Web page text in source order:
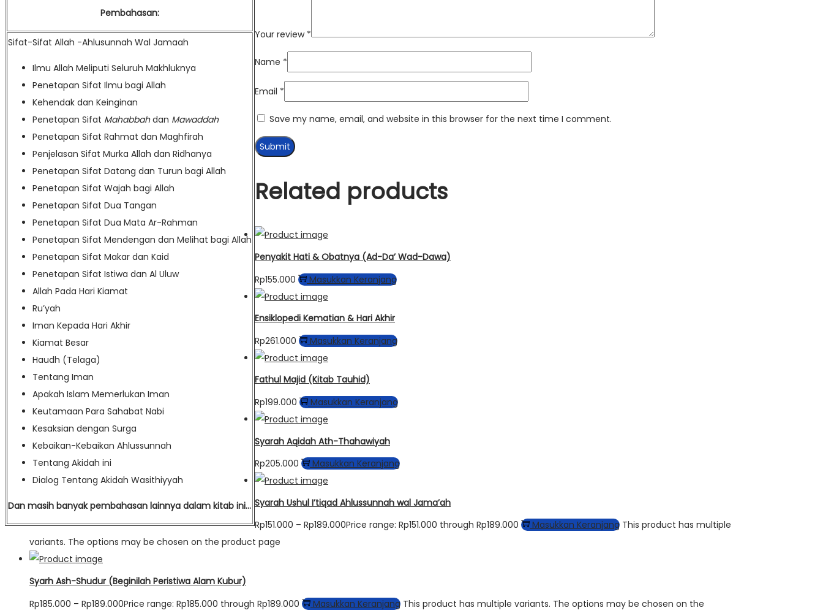
Pembahasan:
Sifat-Sifat Allah -Ahlusunnah Wal Jamaah
Ilmu Allah Meliputi Seluruh Makhluknya
Penetapan Sifat Ilmu bagi Allah
Kehendak dan Keinginan
Penetapan Sifat Mahabbahdan Mawaddah
Penetapan Sifat Rahmat dan Maghfirah
Penjelasan Sifat Murka Allah dan Ridhanya
Penetapan Sifat Datang dan Turun bagi Allah
Penetapan Sifat Wajah bagi Allah
Penetapan Sifat Dua Tangan
Penetapan Sifat Dua Mata Ar-Rahman
Penetapan Sifat Mendengan dan Melihat bagi Allah
Penetapan Sifat Makar dan Kaid
Penetapan Sifat Istiwa dan Al Uluw
Allah Pada Hari Kiamat
Ru’yah
Iman Kepada Hari Akhir
Kiamat Besar
Haudh (Telaga)
Tentang Iman
Apakah Islam Memerlukan Iman
Keutamaan Para Sahabat Nabi
Kesaksian dengan Surga
Kebaikan-Kebaikan Ahlussunnah
Tentang Akidah ini
Dialog Tentang Akidah Wasithiyyah
Dan masih banyak pembahasan lainnya dalam kitab ini…
Your review *
Name *
Email *
Save my name, email, and website in this browser for the next time I comment.
Related products
Penyakit Hati & Obatnya (Ad-Da’ Wad-Dawa)
Rp155.000 Masukkan Keranjang
Ensiklopedi Kematian & Hari Akhir
Rp261.000 Masukkan Keranjang
Fathul Majid (Kitab Tauhid)
Rp199.000 Masukkan Keranjang
Syarah Aqidah Ath-Thahawiyah
Rp205.000 Masukkan Keranjang
Syarah Ushul I’tiqad Ahlussunnah wal Jama’ah
Rp151.000 – Rp189.000Price range: Rp151.000 through Rp189.000 Masukkan Keranjang This product has multiple
variants. The options may be chosen on the product page
Syarh Ash-Shudur (Beginilah Peristiwa Alam Kubur)
Rp185.000 – Rp189.000Price range: Rp185.000 through Rp189.000 Masukkan Keranjang This product has multiple variants. The options may be chosen on the